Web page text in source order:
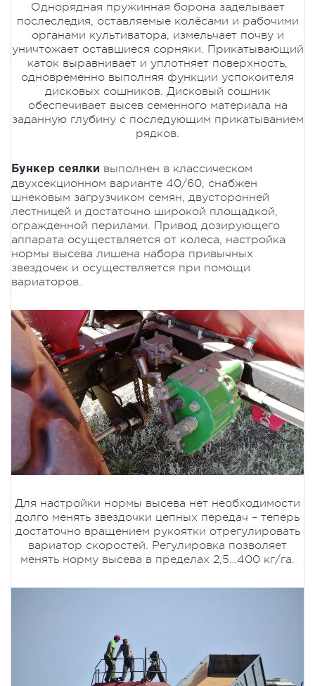
Однорядная пружинная борона заделывает
послеследия, оставляемые колёсами и рабочими
органами культиватора, измельчает почву и
уничтожает оставшиеся сорняки. Прикатывающий
каток выравнивает и уплотняет поверхность,
одновременно выполняя функции успокоителя
дисковых сошников. Дисковый сошник
обеспечивает высев семенного материала на
заданную глубину с последующим прикатыванием
рядков.
Бункер сеялки выполнен в классическом
двухсекционном варианте 40/60, снабжен
шнековым загрузчиком семян, двусторонней
лестницей и достаточно широкой площадкой,
огражденной перилами. Привод дозирующего
аппарата осуществляется от колеса, настройка
нормы высева лишена набора привычных
звездочек и осуществляется при помощи
вариаторов.
Для настройки нормы высева нет необходимости
долго менять звездочки цепных передач – теперь
достаточно вращением рукоятки отрегулировать
вариатор скоростей. Регулировка позволяет
менять норму высева в пределах 2,5…400 кг/га.